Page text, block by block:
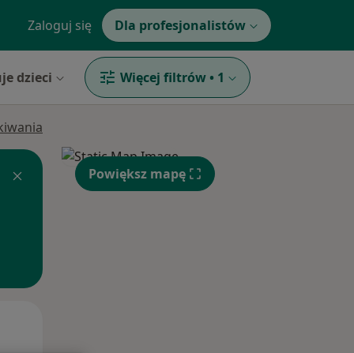
Zaloguj się Dla profesjonalistów
dzieci Więcej filtrów • 1
Powiększ mapę